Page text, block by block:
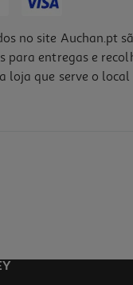
no site Auchan.pt
para entregas e
loja que serve o